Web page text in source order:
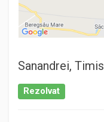
Sanandrei, Timis
Rezolvat